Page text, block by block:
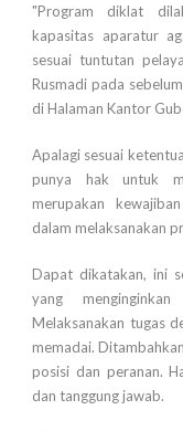
"Program diklat
kapasitas aparatur
sesuai tuntutan
Rusmadi pada
di Halaman Kantor
Apalagi sesuai
punya hak untuk
merupakan
dalam melaksanakan
Dapat dikatakan, ini
yang
Melaksanakan tugas
memadai.
posisi dan peranan.
dan tanggung jawab.